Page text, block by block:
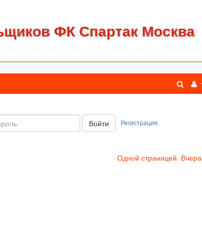
ФК Спартак Москва
Войти Регистрация
Одной страницей Вчера